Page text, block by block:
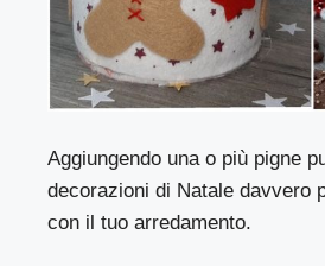
Aggiungendo una o più pigne
decorazioni di Natale davvero
con il tuo arredamento.